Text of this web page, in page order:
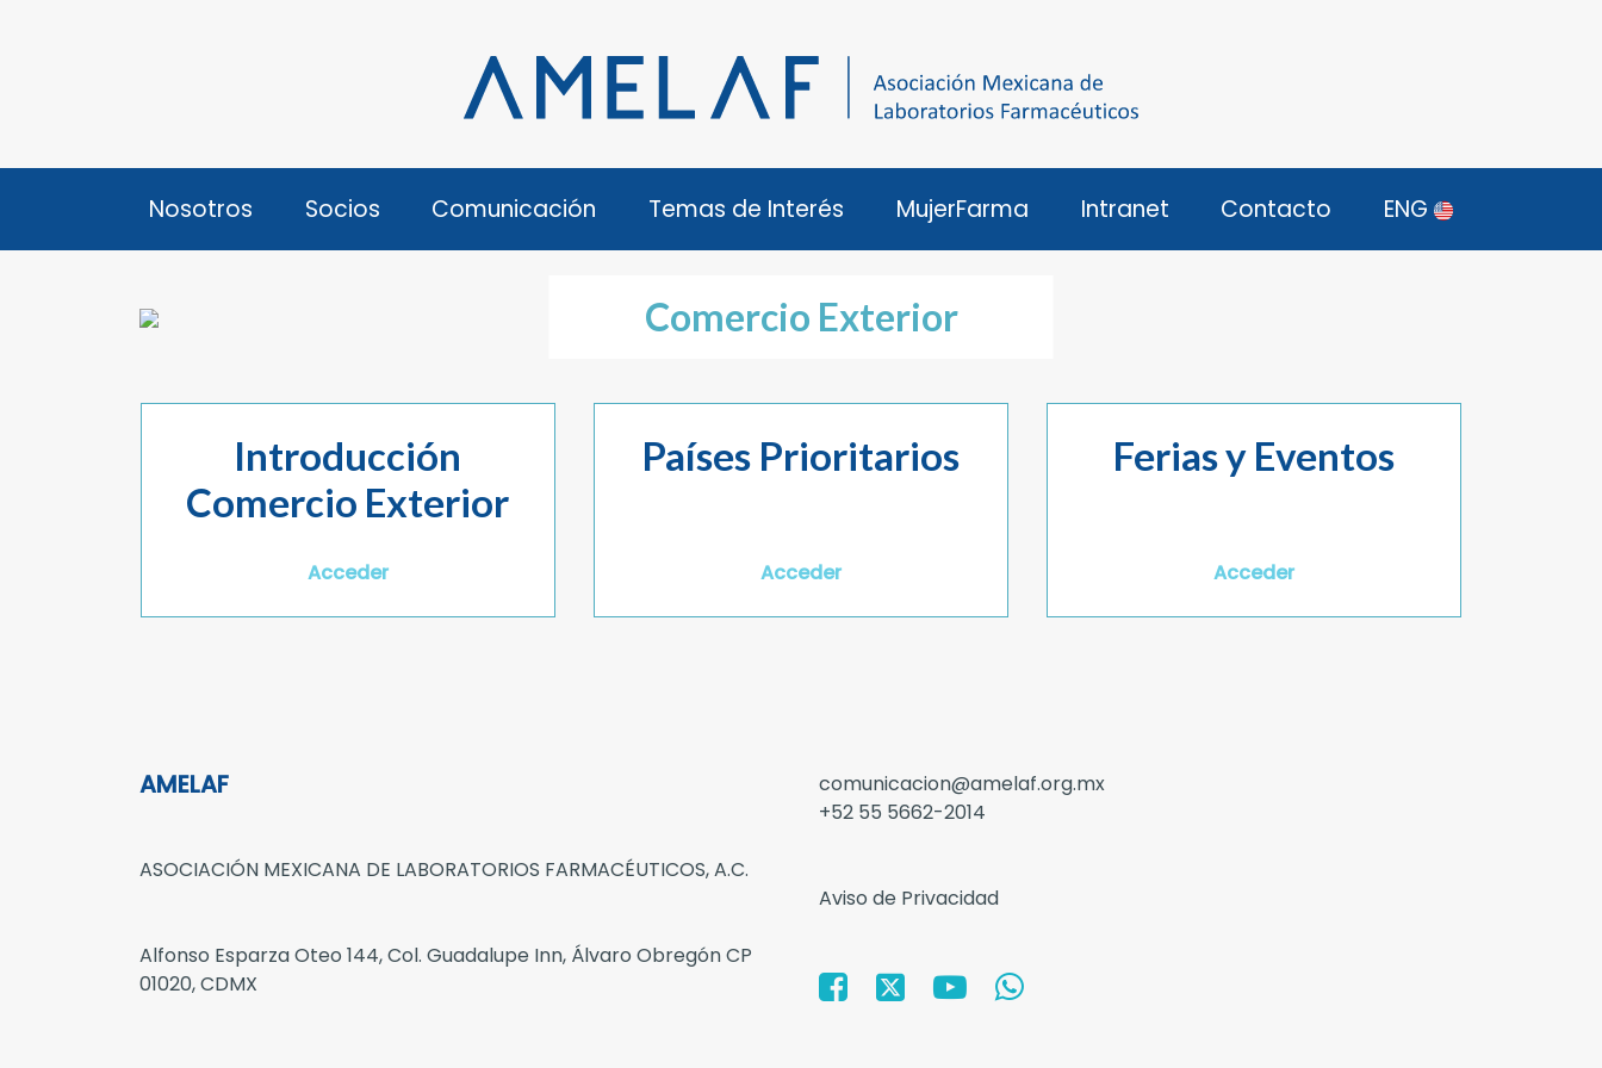
Nosotros Socios Comunicación Temas de Interés MujerFarma Intranet Contacto ENG
Comercio Exterior
Introducción
Comercio Exterior
Acceder
Países Prioritarios
Acceder
Ferias y Eventos
Acceder
AMELAF
ASOCIACIÓN MEXICANA DE LABORATORIOS FARMACÉUTICOS, A.C.
Alfonso Esparza Oteo 144, Col. Guadalupe Inn, Álvaro Obregón CP
01020, CDMX
comunicacion@amelaf.org.mx
+52 55 5662-2014
Aviso de Privacidad